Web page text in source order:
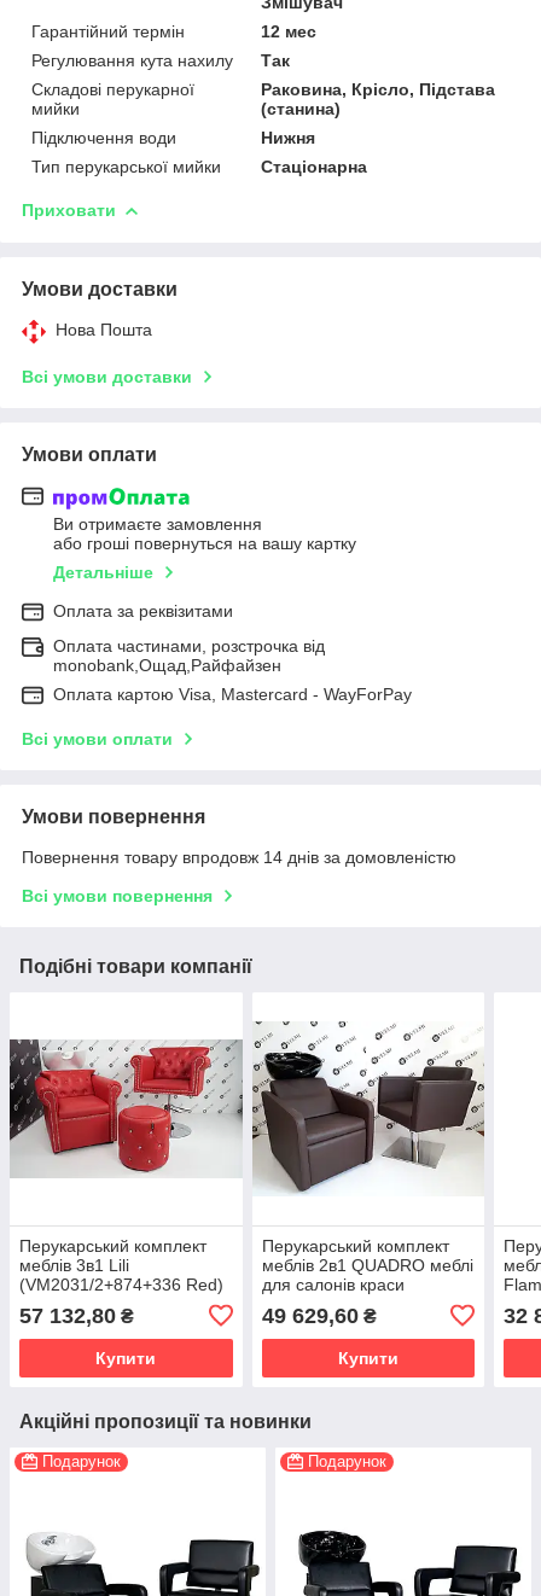
Гарантійний термін
12 мес
Регулювання кута нахилу
Так
Складові перукарної
мийки
Раковина, Крісло, Підстава
(станина)
Підключення води
Нижня
Тип перукарської мийки
Стаціонарна
Приховати
Умови доставки
Нова Пошта
Всі умови доставки
Умови оплати
Ви отримаєте замовлення
або гроші повернуться на вашу картку
Детальніше
Оплата за реквізитами
Оплата частинами, розстрочка від
monobank,Ощад,Райфайзен
Оплата картою Visa, Mastercard - WayForPay
Всі умови оплати
Умови повернення
Повернення товару впродовж 14 днів за домовленістю
Всі умови повернення
Подібні товари компанії
Перукарський комплект
меблів 3в1 Lili
(VM2031/2+874+336 Red)
57 132,80 ₴
Купити
Перукарський комплект
меблів 2в1 QUADRO меблі
для салонів краси
49 629,60₴
Купити
32
Акційні пропозиції та новинки
Подарунок Подарунок